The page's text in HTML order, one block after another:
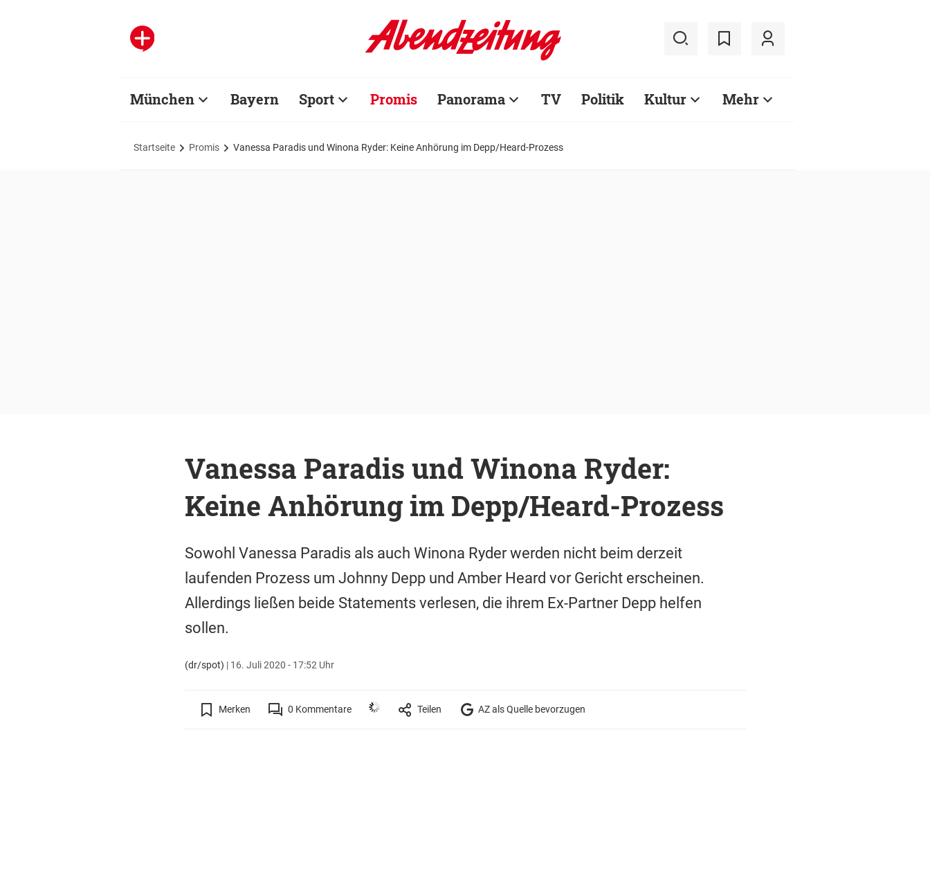
München Bayern Sport Promis Panorama TV Politik Kultur Mehr
Startseite Promis Vanessa Paradis und Winona Ryder: Keine Anhörung im Depp/Heard-Prozess
Vanessa Paradis und Winona Ryder:
Keine Anhörung im Depp/Heard-Prozess
Sowohl Vanessa Paradis als auch Winona Ryder werden nicht beim derzeit
laufenden Prozess um Johnny Depp und Amber Heard vor Gericht erscheinen.
Allerdings ließen beide Statements verlesen, die ihrem Ex-Partner Depp helfen
sollen.
(dr/spot) | 16. Juli 2020 - 17:52 Uhr
Merken 0 Kommentare Teilen AZ als Quelle bevorzugen